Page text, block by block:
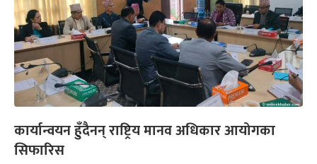
कार्यान्वयन हुँदैनन् राष्ट्रिय मानव अधिकार आयोगका
सिफारिस